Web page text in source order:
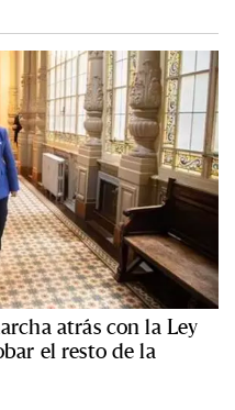
atrás con la Ley
el resto de la